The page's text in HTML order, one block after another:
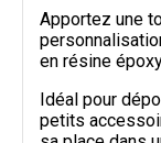
Apportez une
en résine
Idéal pour
petits